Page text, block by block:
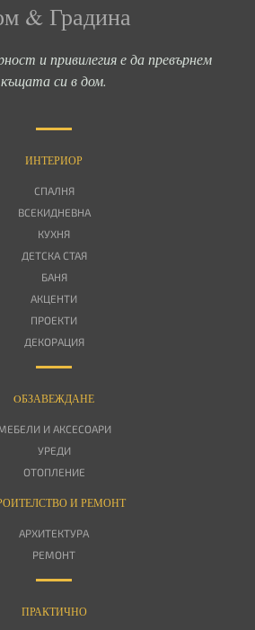
& Градина
и привилегия е да превърнем
къщата си в дом.
ИНТЕРИОР
СПАЛНЯ
ВСЕКИДНЕВНА
КУХНЯ
ДЕТСКА СТАЯ
БАНЯ
АКЦЕНТИ
ПРОЕКТИ
ДЕКОРАЦИЯ
OБЗАВЕЖДАНЕ
И АКСЕСОАРИ
УРЕДИ
ОТОПЛЕНИЕ
И РЕМОНТ
АРХИТЕКТУРА
РЕМОНТ
ПРАКТИЧНО